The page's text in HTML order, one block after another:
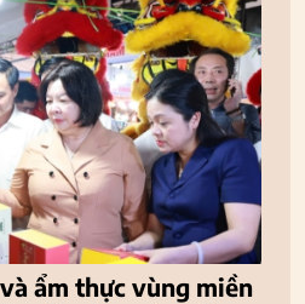
ẩm thực vùng miền